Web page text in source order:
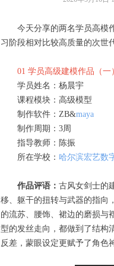
今天分享的两名学员高模
习阶段相对比较高质量的次世
01 学员高级建模作品（一
学员姓名：杨晨宇
课程模块：高级模型
制作软件：ZB&maya
制作周期：3周
指导教师：陈振
所在学校： 哈尔滨宏艺数
作品评语： 古风女剑士的
移、躯干的扭转与武器的指向
的流苏、腰饰、裙边的磨损与
型的发丝走向，都做到了结构
反差，蒙眼设定更赋予了角色